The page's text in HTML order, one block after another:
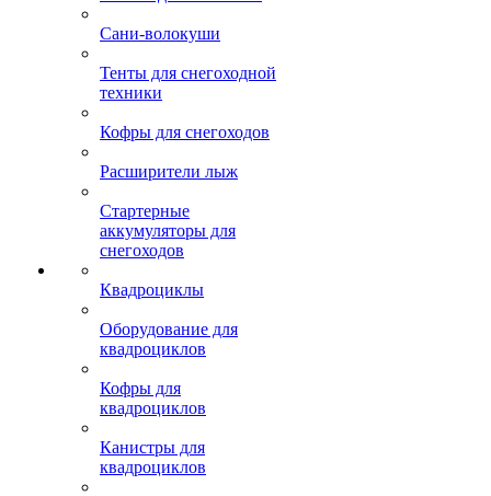
Сани-волокуши
Тенты для снегоходной
техники
Кофры для снегоходов
Расширители лыж
Стартерные
аккумуляторы для
снегоходов
Квадроциклы
Оборудование для
квадроциклов
Кофры для
квадроциклов
Канистры для
квадроциклов